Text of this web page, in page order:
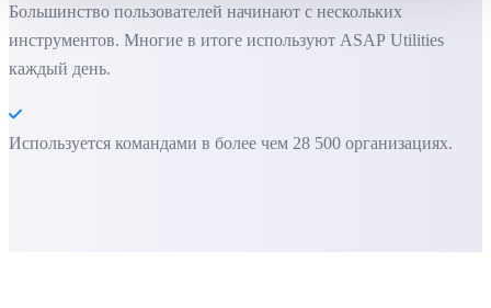
Большинство пользователей начинают с нескольких
инструментов. Многие в итоге используют ASAP Utilities
каждый день.
Используется командами в более чем 28 500 организациях.